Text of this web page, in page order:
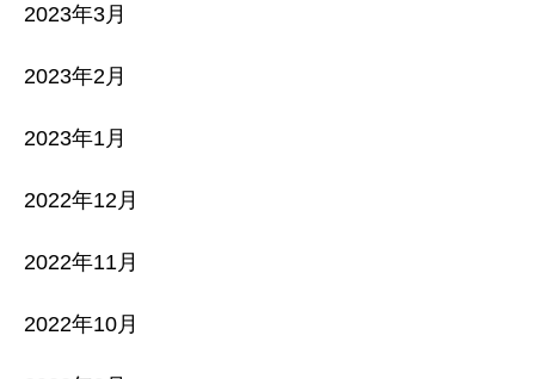
2023年3月
2023年2月
2023年1月
2022年12月
2022年11月
2022年10月